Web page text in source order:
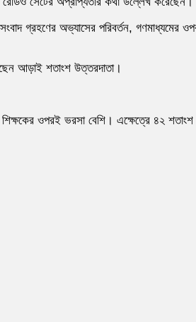
গ্রহণের অভ্যাসের পরিবর্তন, গণমাধ্যমের
আড়াই শতাংশ উত্তরদাতা।
ওপরই ভরসা বেশি। এক্ষেত্রে ৪২ শতাংশ